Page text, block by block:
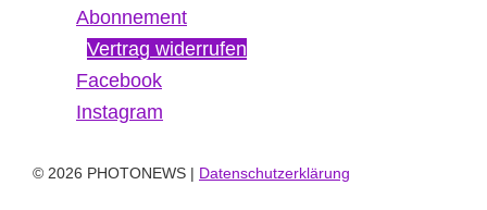
Abonnement
Vertrag widerrufen
Facebook
Instagram
© 2026 PHOTONEWS | Datenschutzerklärung